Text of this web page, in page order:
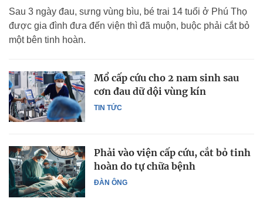
Sau 3 ngày đau, sưng vùng bìu, bé trai 14 tuổi ở Phú Thọ
được gia đình đưa đến viện thì đã muộn, buộc phải cắt bỏ
một bên tinh hoàn.
TIN TỨC
Mổ cấp cứu cho 2 nam sinh sau
cơn đau dữ dội vùng kín
ĐÀN ÔNG
Phải vào viện cấp cứu, cắt bỏ tinh
hoàn do tự chữa bệnh